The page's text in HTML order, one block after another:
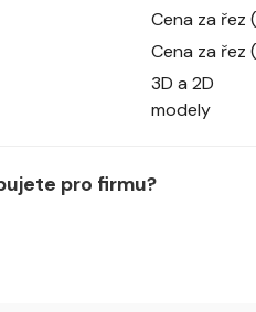
Cena za řez
Cena za řez
3D a 2D
modely
pro firmu?